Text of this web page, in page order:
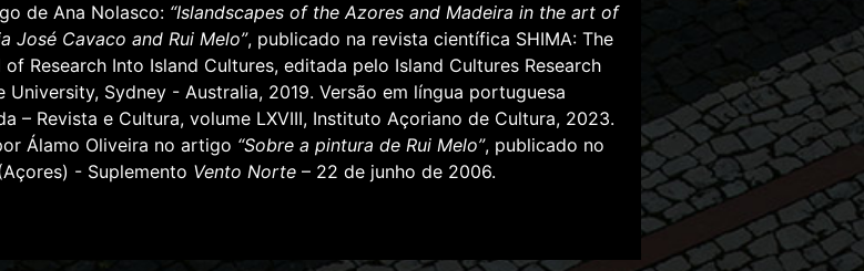
de Ana Nolasco: “Islandscapes of the Azores and Madeira in the art of
José Cavaco and Rui Melo”, publicado na revista científica SHIMA: The
Research Into Island Cultures, editada pelo Island Cultures Research
University, Sydney - Australia, 2019. Versão em língua portuguesa
– Revista e Cultura, volume LXVIII, Instituto Açoriano de Cultura, 2023.
Álamo Oliveira no artigo “Sobre a pintura de Rui Melo”, publicado no
- Suplemento Vento Norte – 22 de junho de 2006.